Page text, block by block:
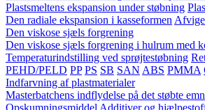
Plastsmeltens ekspansion under støbning
Den radiale ekspansion i kasseformen
Den viskose sjæls forgrening
Den viskose sjæls forgrening i hulrum med
Temperaturindstilling ved sprøjtestøbning
PEHD/PELD PP PS SB SAN ABS PMMA
Indfarvning af plastmaterialer
Masterbatchens indflydelse på det støbte
Opskumningsmiddel Additiver og